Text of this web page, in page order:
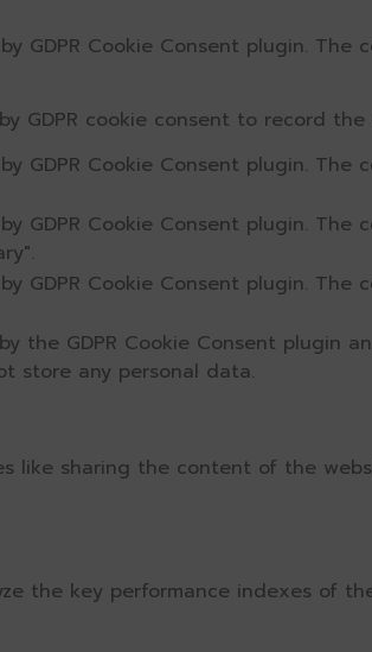
GDPR Cookie Consent plugin.
GDPR cookie consent to record
GDPR Cookie Consent plugin.
GDPR Cookie Consent plugin.
GDPR Cookie Consent plugin.
the GDPR Cookie Consent plugin
store any personal data.
like sharing the content of the
the key performance indexes of